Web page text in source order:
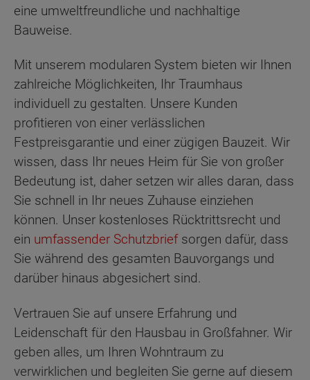
eine umweltfreundliche und nachhaltige
Bauweise.
Mit unserem modularen System bieten wir Ihnen
zahlreiche Möglichkeiten, Ihr Traumhaus
individuell zu gestalten. Unsere Kunden
profitieren von einer verlässlichen
Festpreisgarantie und einer zügigen Bauzeit. Wir
wissen, dass Ihr neues Heim für Sie von großer
Bedeutung ist, daher setzen wir alles daran, dass
Sie schnell in Ihr neues Zuhause einziehen
können. Unser kostenloses Rücktrittsrecht und
ein umfassender Schutzbriefsorgen dafür, dass
Sie während des gesamten Bauvorgangs und
darüber hinaus abgesichert sind.
Vertrauen Sie auf unsere Erfahrung und
Leidenschaft für den Hausbau in Großfahner. Wir
geben alles, um Ihren Wohntraum zu
verwirklichen und begleiten Sie gerne auf diesem